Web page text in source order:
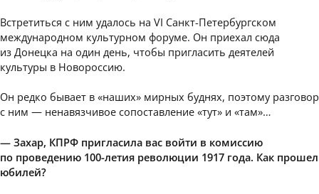
Встретиться с ним удалось на VI Санкт-Петербургском
международном культурном форуме. Он приехал сюда
из Донецка на один день, чтобы пригласить деятелей
культуры в Новороссию.
Он редко бывает в «наших» мирных буднях, поэтому разговор
с ним — ненавязчивое сопоставление «тут» и «там»…
— Захар, КПРФ пригласила вас войти в комиссию
по проведению 100-летия революции 1917 года. Как прошел
юбилей?